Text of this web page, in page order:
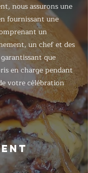
nous assurons une
fournissant une
un
un chef et des
que
en charge pendant
votre célébration